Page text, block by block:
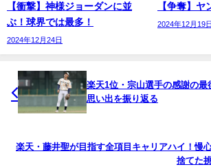
【衝撃】神様ジョーダンに並
ぶ！球界では最多！
2024年12月24日
【争奪】ヤ
2024年12月19日
楽天1位・宗山選手の感謝の最
思い出を振り返る
楽天・藤井聖が目指す全項目キャリアハイ！慢
捨てた